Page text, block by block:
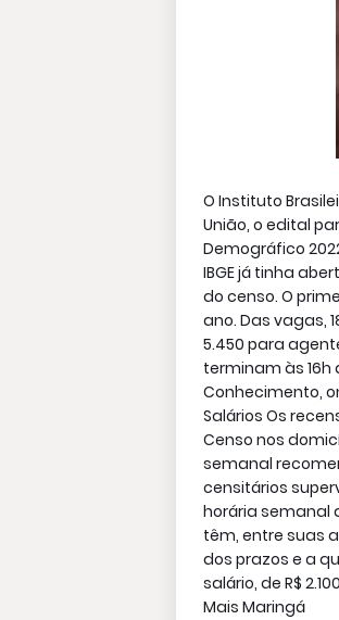
O Instituto
União, o edital
Demográfico
IBGE já tinha
do censo. O
ano. Das vagas,
5.450 para
terminam às 16h
Conhecimento,
Salários Os
Censo nos
semanal
censitários
horária semanal
têm, entre suas
dos prazos e a
salário, de R$
Mais Maringá